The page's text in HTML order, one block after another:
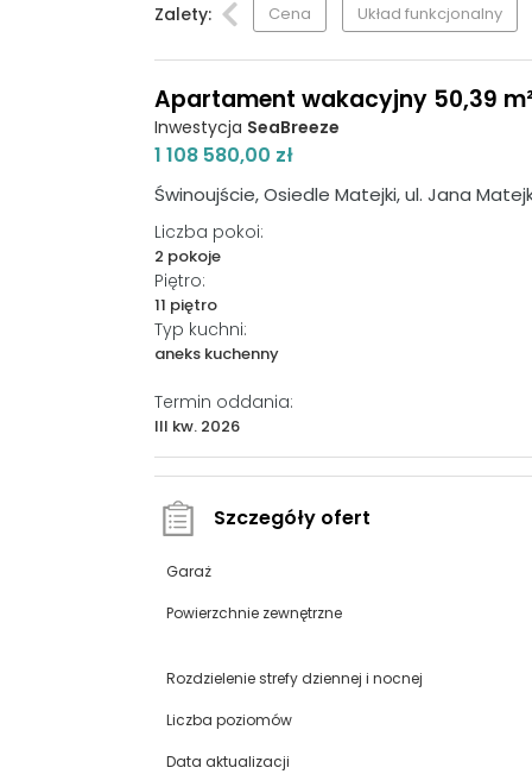
Zalety: Cena Układ funkcjonalny
Apartament wakacyjny 50,39
Inwestycja SeaBreeze
1 108 580,00 zł
Świnoujście, Osiedle Matejki, ul. Jana
Liczba pokoi:
2 pokoje
Piętro:
11 piętro
Typ kuchni:
aneks kuchenny
Termin oddania:
III kw. 2026
Szczegóły ofert
Garaż
Powierzchnie zewnętrzne
Rozdzielenie strefy dziennej i nocnej
Liczba poziomów
Data aktualizacji